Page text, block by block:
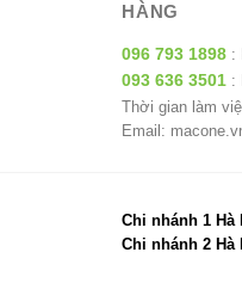
HÀNG
096 793 1898 :
093 636 3501 :
Thời gian làm
Email:
Chi nhánh 1 Hà
Chi nhánh 2 Hà